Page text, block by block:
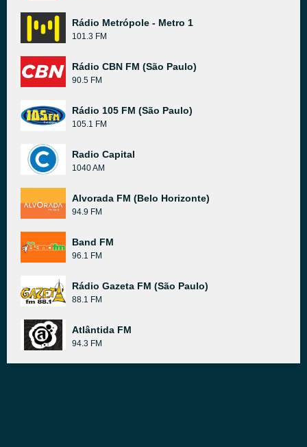
Rádio Metrópole - Metro 1
101.3 FM
Rádio CBN FM (São Paulo)
90.5 FM
Rádio 105 FM (São Paulo)
105.1 FM
Radio Capital
1040 AM
Alvorada FM (Belo Horizonte)
94.9 FM
Band FM
96.1 FM
Rádio Gazeta FM (São Paulo)
88.1 FM
Atlântida FM
94.3 FM